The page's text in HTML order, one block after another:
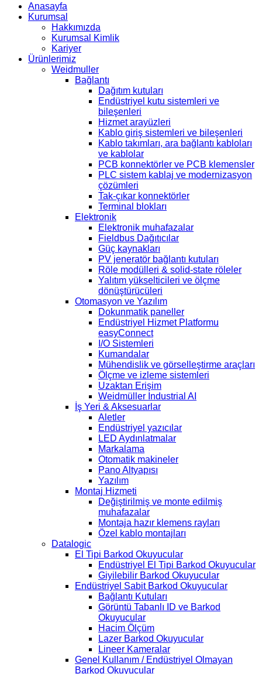
Anasayfa
Kurumsal
Hakkımızda
Kurumsal Kimlik
Kariyer
Ürünlerimiz
Weidmuller
Bağlantı
Dağıtım kutuları
Endüstriyel kutu sistemleri ve
bileşenleri
Hizmet arayüzleri
Kablo giriş sistemleri ve bileşenleri
Kablo takımları, ara bağlantı kabloları
ve kablolar
PCB konnektörler ve PCB klemensler
PLC sistem kablaj ve modernizasyon
çözümleri
Tak-çıkar konnektörler
Terminal blokları
Elektronik
Elektronik muhafazalar
Fieldbus Dağıtıcılar
Güç kaynakları
PV jeneratör bağlantı kutuları
Röle modülleri & solid-state röleler
Yalıtım yükselticileri ve ölçme
dönüştürücüleri
Otomasyon ve Yazılım
Dokunmatik paneller
Endüstriyel Hizmet Platformu
easyConnect
I/O Sistemleri
Kumandalar
Mühendislik ve görselleştirme araçları
Ölçme ve izleme sistemleri
Uzaktan Erişim
Weidmüller Industrial AI
İş Yeri & Aksesuarlar
Aletler
Endüstriyel yazıcılar
LED Aydınlatmalar
Markalama
Otomatik makineler
Pano Altyapısı
Yazılım
Montaj Hizmeti
Değiştirilmiş ve monte edilmiş
muhafazalar
Montaja hazır klemens rayları
Özel kablo montajları
Datalogic
El Tipi Barkod Okuyucular
Endüstriyel El Tipi Barkod Okuyucular
Giyilebilir Barkod Okuyucular
Endüstriyel Sabit Barkod Okuyucular
Bağlantı Kutuları
Görüntü Tabanlı ID ve Barkod
Okuyucular
Hacim Ölçüm
Lazer Barkod Okuyucular
Lineer Kameralar
Genel Kullanım / Endüstriyel Olmayan
Barkod Okuyucular